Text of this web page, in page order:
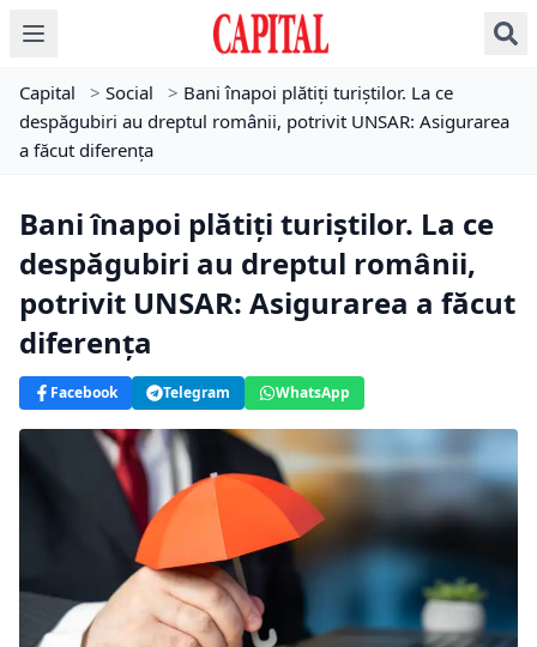
Capital > Social > Bani înapoi plătiți turiștilor. La ce
despăgubiri au dreptul românii, potrivit UNSAR: Asigurarea
a făcut diferența
Bani înapoi plătiți turiștilor. La ce
despăgubiri au dreptul românii,
potrivit UNSAR: Asigurarea a făcut
diferența
Facebook Telegram WhatsApp